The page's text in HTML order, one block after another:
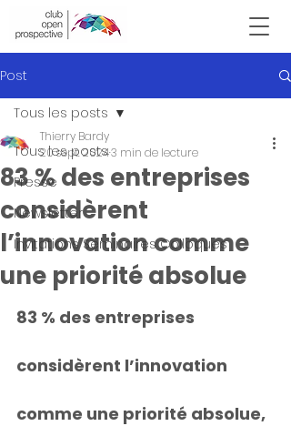
Victor Hugo
Post
Tous les posts
Presse
Newsletter
Invitations Seminaires Colloques
Tous les posts
83 % des entreprises
considèrent
l’innovation comme
une priorité absolue
Thierry Bardy
20 sept. 20243 min de lecture
83 % des entreprises
considèrent l’innovation
comme une priorité absolue,